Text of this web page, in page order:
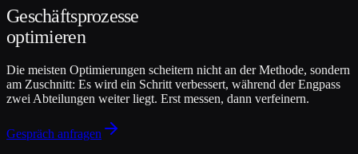
Geschäftsprozesse
optimieren
Die meisten Optimierungen scheitern nicht an der Methode, sondern
am Zuschnitt: Es wird ein Schritt verbessert, während der Engpass
zwei Abteilungen weiter liegt. Erst messen, dann verfeinern.
Gespräch anfragen